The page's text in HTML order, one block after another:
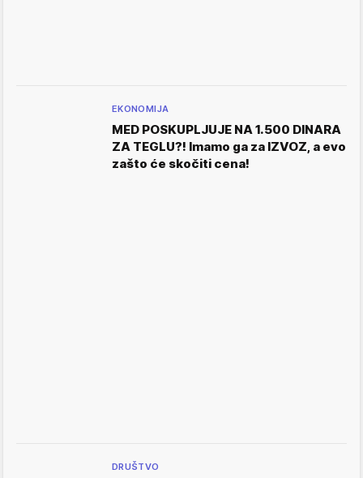
EKONOMIJA
MED POSKUPLJUJE NA 1.500 DINARA
ZA TEGLU?! Imamo ga za IZVOZ, a evo
zašto će skočiti cena!
DRUŠTVO